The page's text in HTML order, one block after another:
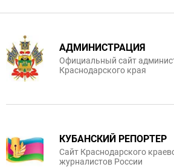
АДМИНИСТРАЦИЯ
Официальный сайт
Краснодарского края
КУБАНСКИЙ РЕПОРТЕР
Сайт Краснодарского
журналистов России